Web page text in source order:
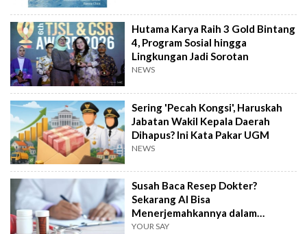
Hutama Karya Raih 3 Gold Bintang
4, Program Sosial hingga
Lingkungan Jadi Sorotan
NEWS
Sering 'Pecah Kongsi', Haruskah
Jabatan Wakil Kepala Daerah
Dihapus? Ini Kata Pakar UGM
NEWS
Susah Baca Resep Dokter?
Sekarang AI Bisa
Menerjemahkannya dalam
Hitungkan Detik!
YOUR SAY